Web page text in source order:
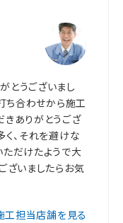
とうございまし
ち合わせから施工
ありがとうござ
く、それを避けな
ただけたようで大
ざいましたらお気
工担当店舗を見る